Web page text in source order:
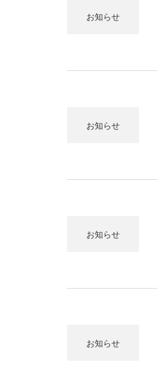
お知らせ
お知らせ
お知らせ
お知らせ